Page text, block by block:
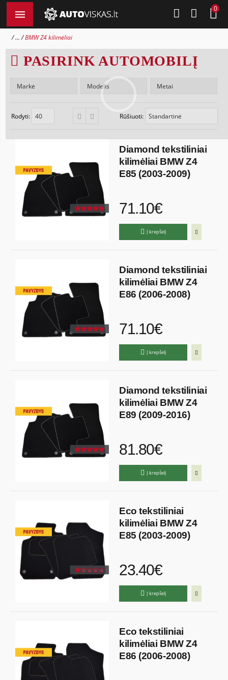
0
... BMW Z4 kilimėliai
PASIRINK AUTOMOBILĮ
Rūšiuoti:
Rodyti:
Diamond tekstiliniai
kilimėliai BMW Z4
E85 (2003-2009)
71.10€
Į krepšelį
Diamond tekstiliniai
kilimėliai BMW Z4
E86 (2006-2008)
71.10€
Į krepšelį
Diamond tekstiliniai
kilimėliai BMW Z4
E89 (2009-2016)
81.80€
Į krepšelį
Eco tekstiliniai
kilimėliai BMW Z4
E85 (2003-2009)
23.40€
Į krepšelį
Eco tekstiliniai
kilimėliai BMW Z4
E86 (2006-2008)